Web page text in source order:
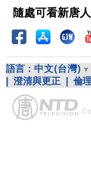
隨處可看新唐人
語言： 中文(台灣)
澄清與更正 倫